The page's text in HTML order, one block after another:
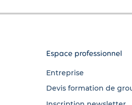
Espace professionnel
Entreprise
Devis formation de